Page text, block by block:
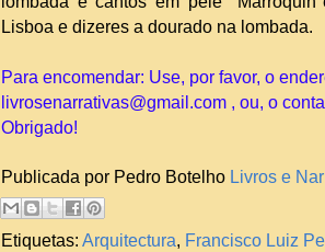
Lisboa e dizeres a dourado na lombada.
Para encomendar: Use, por favor, o
livrosenarrativas@gmail.com , ou, o
Obrigado!
Publicada por Pedro Botelho Livros e
Etiquetas: Arquitectura, Francisco Luiz